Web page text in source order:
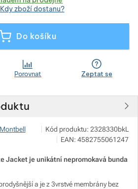
Kdy zboží dostanu?
Do košíku
Porovnat Zeptat se
Montbell Zobrazit více
Pod 7 kilo
Milady Horákové 546/50,
info@pod7kilo.cz
Kód produktu: 2328330bkL
EAN: 4582755061247
Jacket je unikátní nepromokavá bunda
a je z 3vrstvé membrány bez